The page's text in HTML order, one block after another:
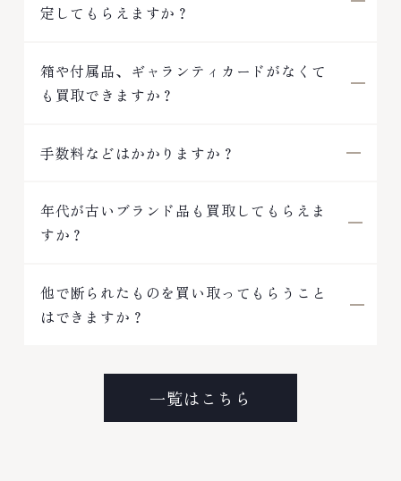
定してもらえますか？
箱や付属品、ギャランティカードがなくて
も買取できますか？
手数料などはかかりますか？
年代が古いブランド品も買取してもらえま
すか？
他で断られたものを買い取ってもらうこと
はできますか？
一覧はこちら